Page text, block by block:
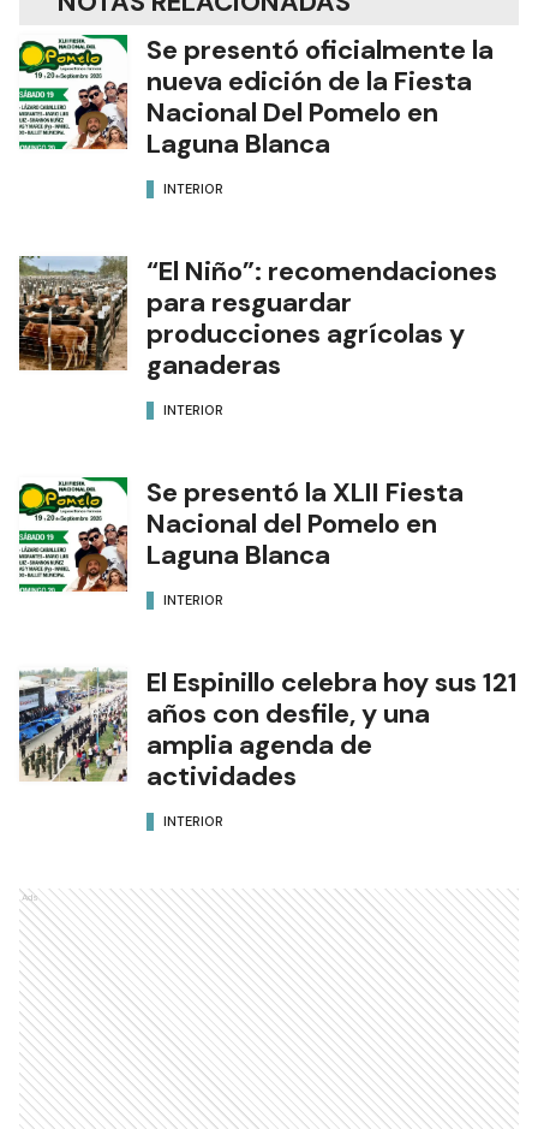
Se presentó oficialmente la
nueva edición de la Fiesta
Nacional Del Pomelo en
Laguna Blanca
INTERIOR
“El Niño”: recomendaciones
para resguardar
producciones agrícolas y
ganaderas
INTERIOR
Se presentó la XLII Fiesta
Nacional del Pomelo en
Laguna Blanca
INTERIOR
El Espinillo celebra hoy sus 121
años con desfile, y una
amplia agenda de
actividades
INTERIOR
Ads